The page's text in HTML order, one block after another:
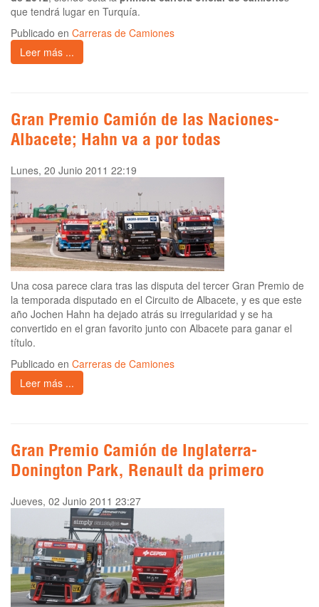
que tendrá lugar en Turquía.
Publicado en Carreras de Camiones
Leer más ...
Gran Premio Camión de las Naciones-
Albacete; Hahn va a por todas
Lunes, 20 Junio 2011 22:19
Una cosa parece clara tras las disputa del tercer Gran Premio de
la temporada disputado en el Circuito de Albacete, y es que este
año Jochen Hahn ha dejado atrás su irregularidad y se ha
convertido en el gran favorito junto con Albacete para ganar el
título.
Publicado en Carreras de Camiones
Leer más ...
Gran Premio Camión de Inglaterra-
Donington Park, Renault da primero
Jueves, 02 Junio 2011 23:27